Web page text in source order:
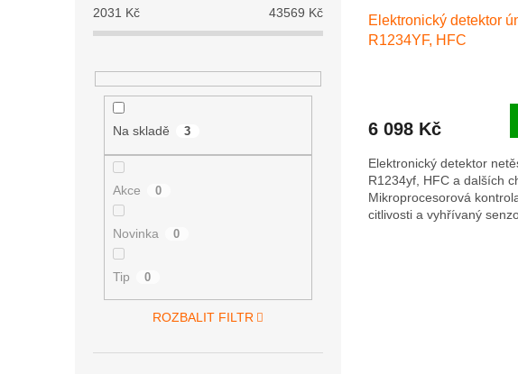
2031 Kč 43569 Kč
Na skladě 3
Akce 0
Novinka 0
Tip 0
ROZBALIT FILTR
Elektronický detektor
R1234YF, HFC
6 098 Kč
Elektronický detektor
R1234yf, HFC a dalších
Mikroprocesorová
citlivosti a vyhřívaný